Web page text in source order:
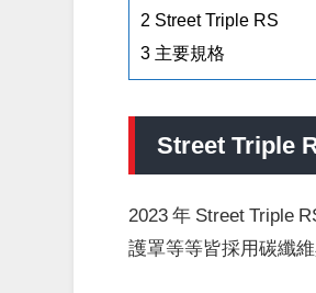
2 Street Triple RS
3 主要規格
Street Triple
2023 年 Street Triple
護罩等等皆採用碳纖